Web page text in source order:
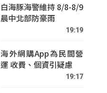
白海豚海警維持 8/8-8/9
晨中北部防豪雨
19:19
海外網購App為民間營
運 收費、個資引疑慮
19:17